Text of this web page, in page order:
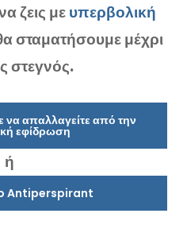
ζεις μευπερβολική
σταματήσουμε μέχρι
στεγνός.
να απαλλαγείτε από την
εφίδρωση
ή
Antiperspirant